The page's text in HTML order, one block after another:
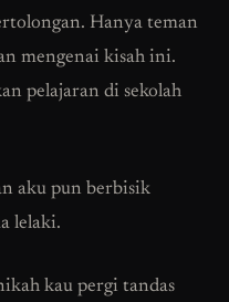
Hanya teman
mengenai kisah ini.
pelajaran di sekolah
aku pun berbisik
lelaki.
kau pergi tandas